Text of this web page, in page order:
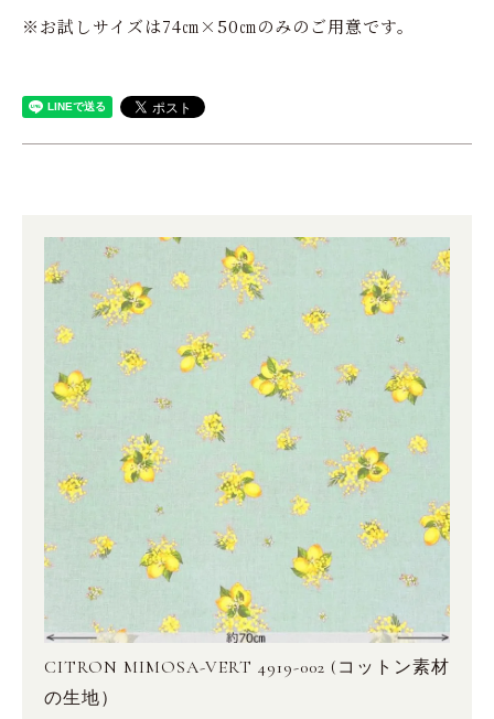
※お試しサイズは74㎝×50㎝のみのご用意です。
CITRON MIMOSA-VERT 4919-002 (コットン素材
の生地）